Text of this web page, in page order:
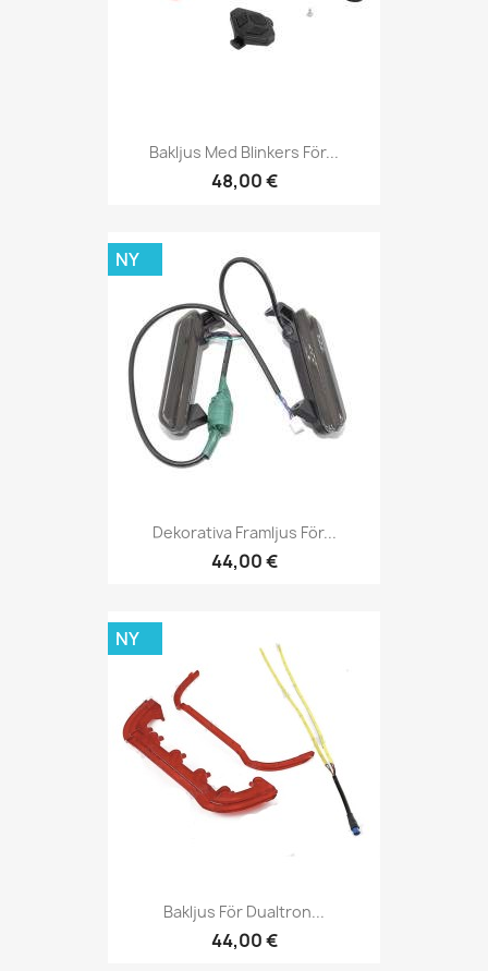
Bakljus Med Blinkers För...
48,00 €
Dekorativa Framljus För...
44,00 €
NY
Bakljus För Dualtron...
44,00 €
NY